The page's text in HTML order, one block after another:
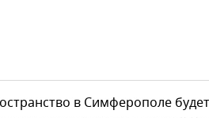
в Симферополе будет